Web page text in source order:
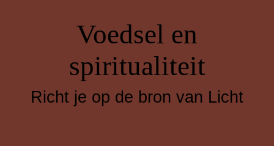
Voedsel en
spiritualiteit
Richt je op de bron van Licht